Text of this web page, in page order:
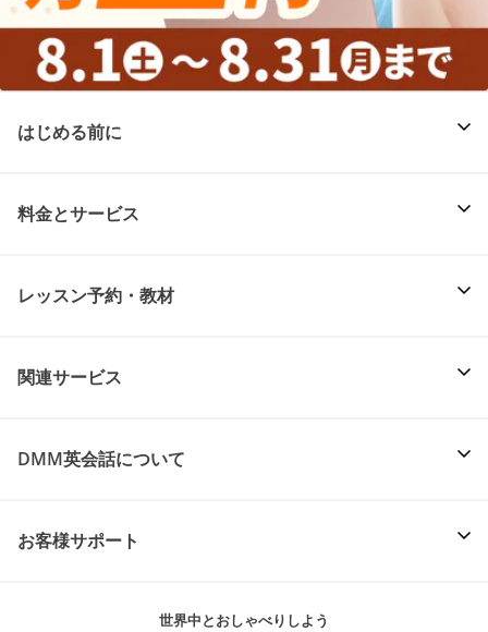
はじめる前に
料金とサービス
レッスン予約・教材
関連サービス
DMM英会話について
お客様サポート
世界中とおしゃべりしよう